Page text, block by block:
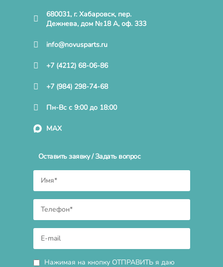
680031, г. Хабаровск, пер.
Дежнева, дом №18 А, оф. 333
info@novusparts.ru
+7 (4212) 68-06-86
+7 (984) 298-74-68
Пн-Вс с 9:00 до 18:00
MAX
Оставить заявку / Задать вопрос
Нажимая на кнопку ОТПРАВИТЬ я даю